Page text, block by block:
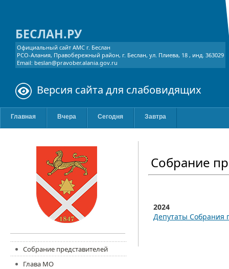
БЕСЛАН.РУ
Официальный сайт АМС г. Беслан
РСО-Алания, Правобережный район, г. Беслан, ул. Плиева, 18 , инд. 363029
Email: beslan@pravober.alania.gov.ru
Версия сайта для слабовидящих
Главная Вчера Сегодня Завтра
Собрание представителей
Глава МО
Собрание
2024
Депутаты Собрания